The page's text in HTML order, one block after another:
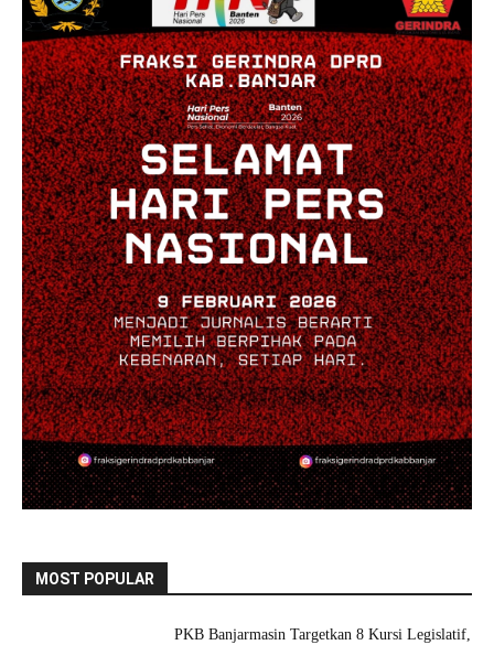
MOST POPULAR
PKB Banjarmasin Targetkan 8 Kursi Legislatif,